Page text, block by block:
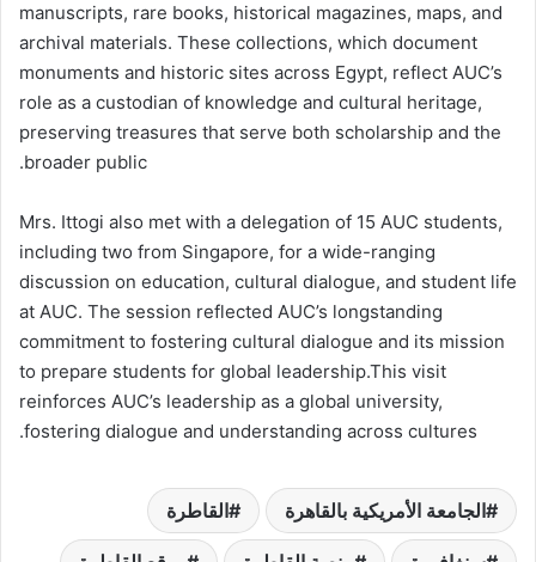
manuscripts, rare books, historical magazines, maps, and
archival materials. These collections, which document
monuments and historic sites across Egypt, reflect AUC’s
role as a custodian of knowledge and cultural heritage,
preserving treasures that serve both scholarship and the
broader public.
Mrs. Ittogi also met with a delegation of 15 AUC students,
including two from Singapore, for a wide-ranging
discussion on education, cultural dialogue, and student life
at AUC. The session reflected AUC’s longstanding
commitment to fostering cultural dialogue and its mission
to prepare students for global leadership.This visit
reinforces AUC’s leadership as a global university,
fostering dialogue and understanding across cultures.
الجامعة الأمريكية بالقاهرة القاطرة